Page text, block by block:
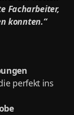
Facharbeiter,
konnten.“
perfekt ins